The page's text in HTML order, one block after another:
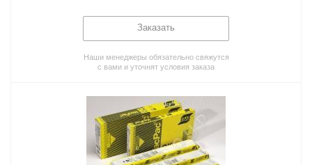
Заказать
Наши менеджеры обязательно свяжутся
с вами и уточнят условия заказа